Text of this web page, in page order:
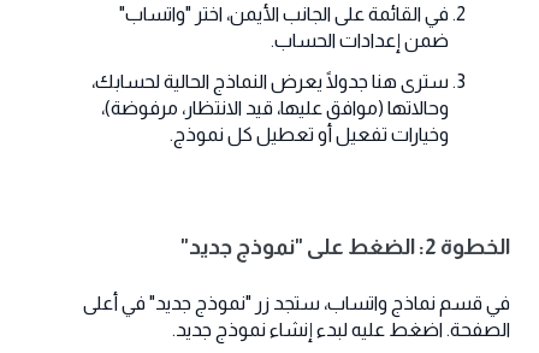
في القائمة على الجانب الأيمن، اختر "واتساب"
ضمن إعدادات الحساب.
سترى هنا جدولًا يعرض النماذج الحالية لحسابك،
وحالاتها (موافق عليها، قيد الانتظار، مرفوضة)،
وخيارات تفعيل أو تعطيل كل نموذج.
الخطوة 2: الضغط على "نموذج جديد"
في قسم نماذج واتساب، ستجد زر "نموذج جديد" في أعلى
الصفحة. اضغط عليه لبدء إنشاء نموذج جديد.